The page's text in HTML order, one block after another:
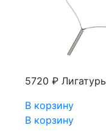
5720 ₽
В корзину
В корзину